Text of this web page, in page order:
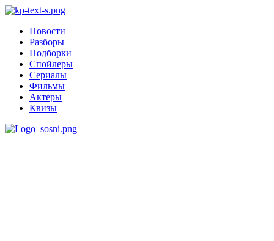
Новости
Разборы
Подборки
Спойлеры
Сериалы
Фильмы
Актеры
Квизы